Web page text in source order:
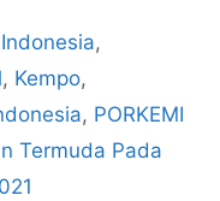
,
, Kempo,
, PORKEMI
Termuda Pada